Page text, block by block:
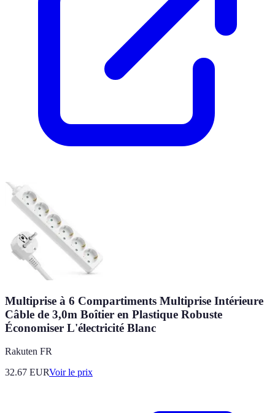
Multiprise à 6 Compartiments Multiprise Intérieure
Câble de 3,0m Boîtier en Plastique Robuste
Économiser L'électricité Blanc
Rakuten FR
32.67 EURVoir le prix